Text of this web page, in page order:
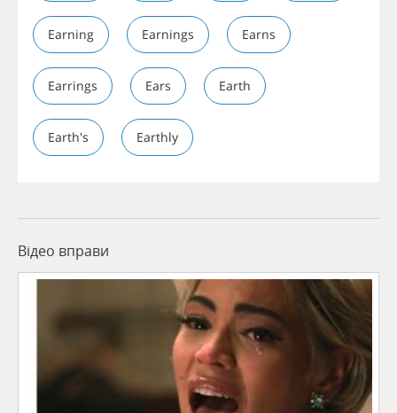
Earning Earnings Earns
Earrings Ears Earth
Earth's Earthly
Відео вправи